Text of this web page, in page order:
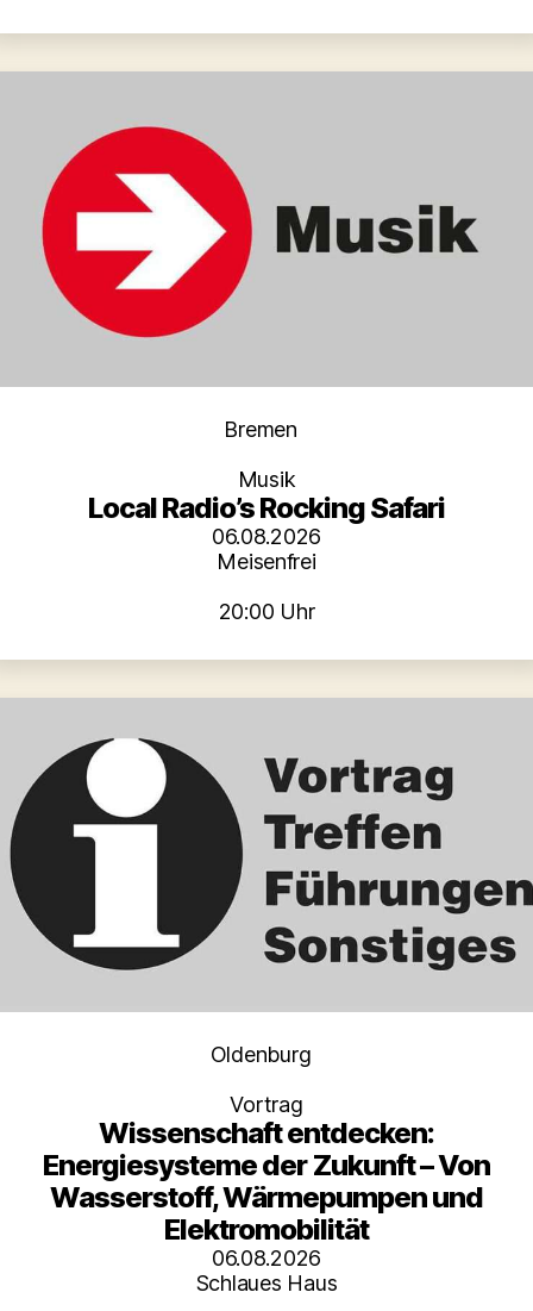
Kategorien
Bremen
Musik
Local Radio’s Rocking Safari
06.08.2026
Meisenfrei
20:00 Uhr
Kategorien
Oldenburg
Vortrag
Wissenschaft entdecken:
Energiesysteme der Zukunft – Von
Wasserstoff, Wärmepumpen und
Elektromobilität
06.08.2026
Schlaues Haus